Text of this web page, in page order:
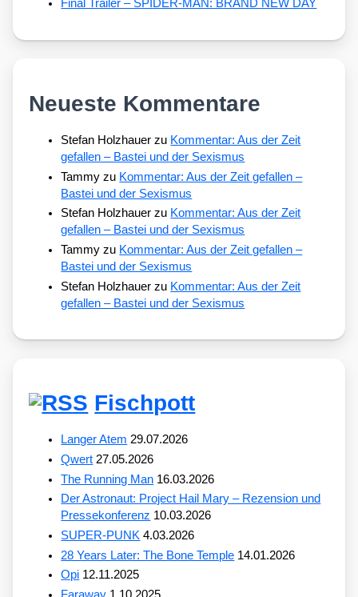
Final Trailer – SPIDER-MAN: BRAND NEW DAY
Neueste Kommentare
Stefan Holzhauer zu Kommentar: Aus der Zeit
gefallen – Bastei und der Sexismus
Tammy zu Kommentar: Aus der Zeit gefallen –
Bastei und der Sexismus
Stefan Holzhauer zu Kommentar: Aus der Zeit
gefallen – Bastei und der Sexismus
Tammy zu Kommentar: Aus der Zeit gefallen –
Bastei und der Sexismus
Stefan Holzhauer zu Kommentar: Aus der Zeit
gefallen – Bastei und der Sexismus
Fischpott
Langer Atem 29.07.2026
Qwert 27.05.2026
The Running Man 16.03.2026
Der Astronaut: Project Hail Mary – Rezension und
Pressekonferenz 10.03.2026
SUPER-PUNK 4.03.2026
28 Years Later: The Bone Temple 14.01.2026
Opi 12.11.2025